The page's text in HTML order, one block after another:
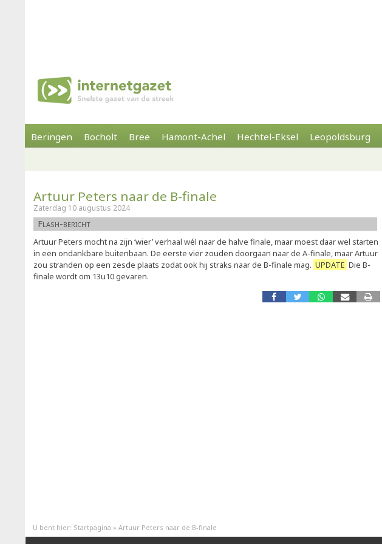
Beringen Bocholt Bree Hamont-Achel Hechtel-Eksel Leopoldsburg
Artuur Peters naar de B-finale
Zaterdag 10 augustus 2024
Flash-bericht
Artuur Peters mocht na zijn ‘wier’ verhaal wél naar de halve finale, maar moest daar wel starten
in een ondankbare buitenbaan. De eerste vier zouden doorgaan naar de A-finale, maar Artuur
zou stranden op een zesde plaats zodat ook hij straks naar de B-finale mag. UPDATE Die B-
finale wordt om 13u10 gevaren.
U bent hier: Startpagina » Artuur Peters naar de B-finale